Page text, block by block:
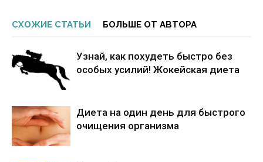
СХОЖИЕ СТАТЬИ БОЛЬШЕ ОТ АВТОРА
Узнай, как похудеть быстро без
особых усилий! Жокейская диета
Диета на один день для быстрого
очищения организма